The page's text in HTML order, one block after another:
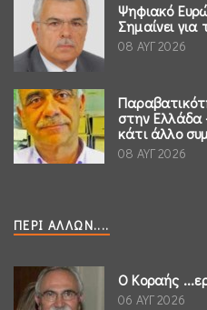
Ψηφιακό
Σημαίνει για
08 ΑΥΓ 2026
στην Ελλάδα
κάτι άλλο
08 ΑΥΓ 2026
ΠΕΡΊ ΆΛΛΩΝ....
Ο Κοραής
06 ΑΥΓ 2026